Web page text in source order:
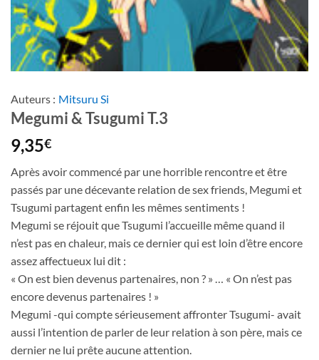
Auteurs : Mitsuru Si
Megumi & Tsugumi T.3
9,35€
Après avoir commencé par une horrible rencontre et être
passés par une décevante relation de sex friends, Megumi et
Tsugumi partagent enfin les mêmes sentiments !
Megumi se réjouit que Tsugumi l’accueille même quand il
n’est pas en chaleur, mais ce dernier qui est loin d’être encore
assez affectueux lui dit :
« On est bien devenus partenaires, non ? » … « On n’est pas
encore devenus partenaires ! »
Megumi -qui compte sérieusement affronter Tsugumi- avait
aussi l’intention de parler de leur relation à son père, mais ce
dernier ne lui prête aucune attention.